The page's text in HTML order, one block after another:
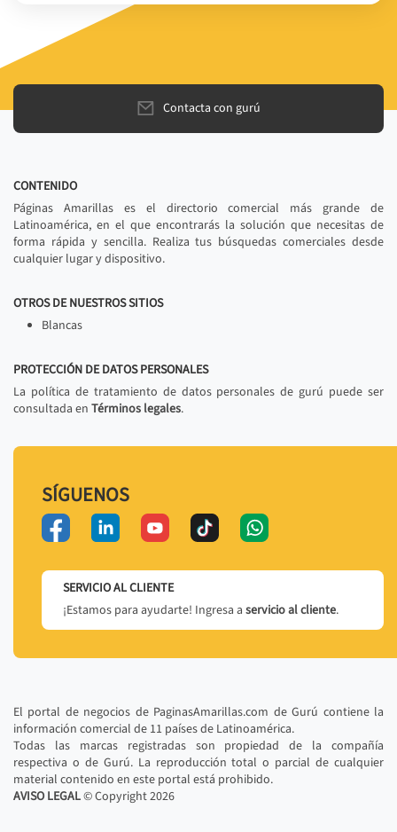
Contacta con gurú
CONTENIDO
Páginas Amarillas es el directorio comercial más grande de
Latinoamérica, en el que encontrarás la solución que necesitas de
forma rápida y sencilla. Realiza tus búsquedas comerciales desde
cualquier lugar y dispositivo.
OTROS DE NUESTROS SITIOS
Blancas
PROTECCIÓN DE DATOS PERSONALES
La política de tratamiento de datos personales de gurú puede ser
consultada en Términos legales.
SÍGUENOS
SERVICIO AL CLIENTE
¡Estamos para ayudarte! Ingresa a servicio al cliente.
El portal de negocios de PaginasAmarillas.com de Gurú contiene la
información comercial de 11 países de Latinoamérica.
Todas las marcas registradas son propiedad de la compañía
respectiva o de Gurú. La reproducción total o parcial de cualquier
material contenido en este portal está prohibido.
AVISO LEGAL© Copyright2026